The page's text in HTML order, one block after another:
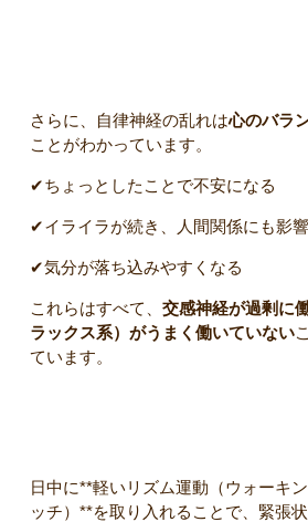
さらに、自律神経の乱れは心のバラ
ことがわかっています。
✔ちょっとしたことで不安になる
✔イライラが続き、人間関係にも影
✔気分が落ち込みやすくなる
これらはすべて、 交感神経が過剰に
ラックス系）がうまく働いていない
ています。
日中に**軽いリズム運動（ウォーキ
ッチ）**を取り入れることで、緊張